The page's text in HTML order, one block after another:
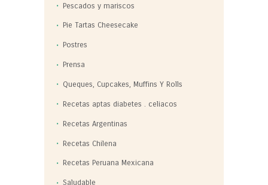
Pescados y mariscos
Pie Tartas Cheesecake
Postres
Prensa
Queques, Cupcakes, Muffins Y Rolls
Recetas aptas diabetes . celiacos
Recetas Argentinas
Recetas Chilena
Recetas Peruana Mexicana
Saludable